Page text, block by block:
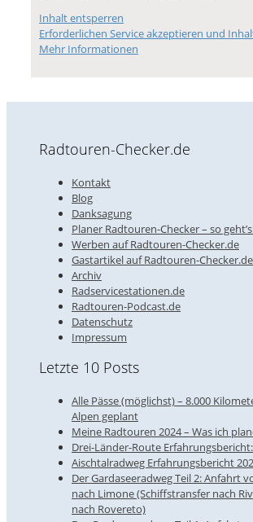
Inhalt entsperren
Erforderlichen Service akzeptieren und
Mehr Informationen
Radtouren-Checker.de
Kontakt
Blog
Danksagung
Planer Radtouren-Checker – so
Werben auf Radtouren-Checker.de
Gastartikel auf Radtouren-Checker.de
Archiv
Radservicestationen.de
Radtouren-Podcast.de
Datenschutz
Impressum
Letzte 10 Posts
Alle Pässe (möglichst) – 8.000
Alpen geplant
Meine Radtouren 2024 – Was ich
Drei-Länder-Route
Aischtalradweg Erfahrungsbericht
Der Gardaseeradweg Teil 2: Anfahrt
nach Limone (Schiffstransfer nach
nach Rovereto)